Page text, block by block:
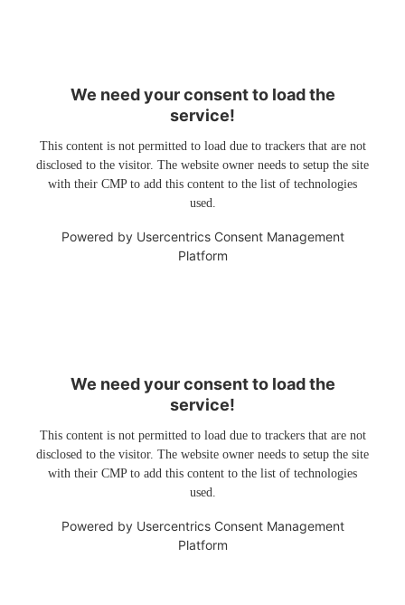
We need your consent to load the
service!
This content is not permitted to load due to trackers that are not
disclosed to the visitor. The website owner needs to setup the site
with their CMP to add this content to the list of technologies
used.
Powered by Usercentrics Consent Management
Platform
We need your consent to load the
service!
This content is not permitted to load due to trackers that are not
disclosed to the visitor. The website owner needs to setup the site
with their CMP to add this content to the list of technologies
used.
Powered by Usercentrics Consent Management
Platform